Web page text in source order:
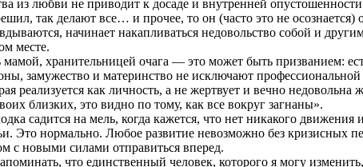
из любви не приводит к досаде и внутренней
так делают все… и прочее, то он (часто это не
начинает накапливаться недовольство собой и
месте.
мамой, хранительницей очага — это может быть призванием:
замужество и материнство не исключают
реализуется как личность, а не жертвует и вечно
близких, это видно по тому, как все вокруг загнаны».
садится на мель, когда кажется, что нет никакого
Это нормально. Любое развитие невозможно без
с новыми силами отправиться вперед.
что единственный человек, которого я могу